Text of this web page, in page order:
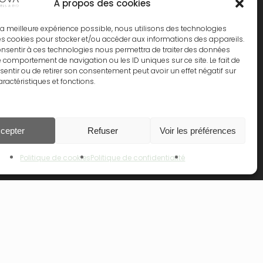
À propos des cookies
meilleure expérience possible, nous utilisons des technologies
cookies pour stocker et/ou accéder aux informations des appareils.
à ces technologies nous permettra de traiter des données
comportement de navigation ou les ID uniques sur ce site. Le fait de
ou de retirer son consentement peut avoir un effet négatif sur
et fonctions.
Refuser Voir les préférences
Politique de cookiesPolitique de confidentialité
– ALPHANOVA Thermal Care
Organic SUN
Daily SUN
Bebe